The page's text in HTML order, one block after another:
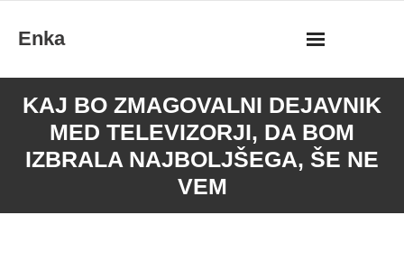
Enka
KAJ BO ZMAGOVALNI DEJAVNIK
MED TELEVIZORJI, DA BOM
IZBRALA NAJBOLJŠEGA, ŠE NE
VEM